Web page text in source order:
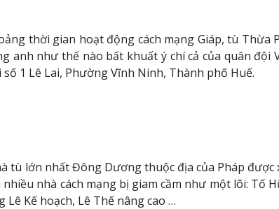
thời gian hoạt động cách mạng Giáp, tù Thừa
anh như thế nào bất khuất ý chí cả của quân đội
1 Lê Lai, Phường Vĩnh Ninh, Thành phố Huế.
tù lớn nhất Đông Dương thuộc địa của Pháp được
nhà cách mạng bị giam cầm như một lõi: Tố
Lê Kế hoạch, Lê Thế nâng cao …